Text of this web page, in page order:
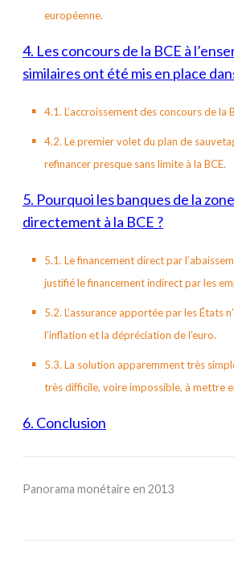
européenne.
4. Les concours de la BCE à
similaires ont été mis en place
4.1. L’accroissement des concours de la
4.2. Le premier volet du plan de
refinancer presque sans limite à la BCE.
5. Pourquoi les banques de la
directement à la BCE ?
5.1. Le financement direct par
justifié le financement indirect par les
5.2. L’assurance apportée par les États
l’inflation et la dépréciation de l’euro.
5.3. La solution apparemment très
très difficile, voire impossible, à mettre
6. Conclusion
Panorama monétaire en 2013